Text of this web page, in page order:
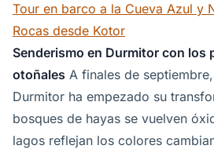
Tour en barco a la Cueva Azul y
Rocas desde Kotor
Senderismo en Durmitor con los
otoñales A finales de
Durmitor ha empezado su
bosques de hayas se vuelven
lagos reflejan los colores